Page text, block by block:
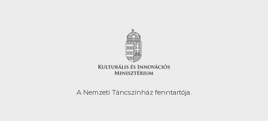
A Nemzeti Táncszínház fenntartója.